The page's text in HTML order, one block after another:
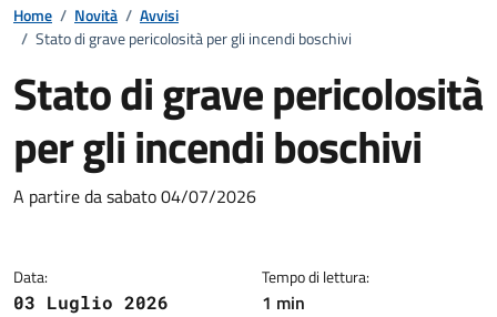
Home / Novità / Avvisi
/ Stato di grave pericolosità per gli incendi boschivi
Stato di grave pericolosità
per gli incendi boschivi
Dettagli della notizia
A partire da sabato 04/07/2026
Data:
03 Luglio 2026
Tempo di lettura:
1 min